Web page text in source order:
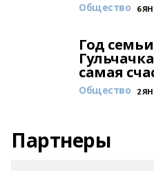
Общество 6
Год
самая
Общество 2
Партнеры